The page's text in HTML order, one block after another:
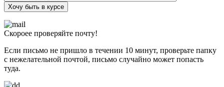
Хочу быть в курсе
Скороее проверяйте почту!
Если письмо не пришло в течении 10 минут, проверьте папку
с нежелательной почтой, письмо случайно может попасть
туда.